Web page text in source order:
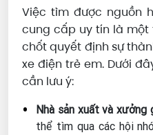
Việc tìm được nguồn
cung cấp uy tín là một
chốt quyết định sự
xe điện trẻ em. Dưới
cần lưu ý:
Nhà sản xuất và
thể tìm qua các hội